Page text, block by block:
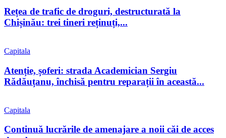
Rețea de trafic de droguri, destructurată la
Chișinău: trei tineri reținuți,...
Capitala
Atenție, șoferi: strada Academician Sergiu
Rădăuțanu, închisă pentru reparații în această...
Capitala
Continuă lucrările de amenajare a noii căi de acces